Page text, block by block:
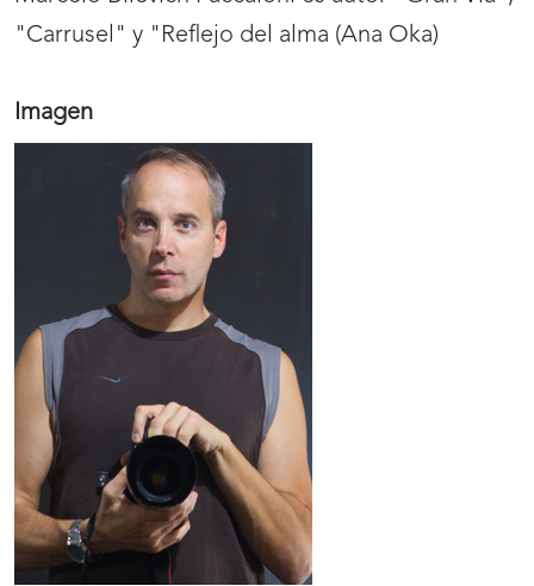
"Carrusel" y "Reflejo del alma (Ana Oka)
Imagen